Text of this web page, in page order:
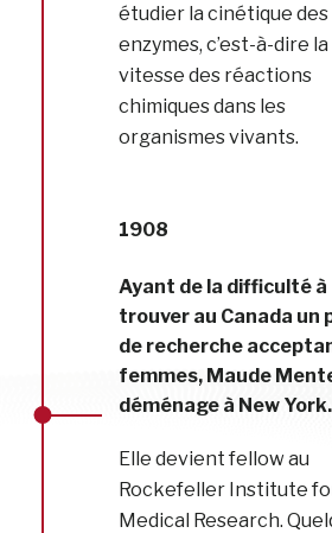
étudier la cinétique des
enzymes, c’est-à-dire la
vitesse des réactions
chimiques dans les
organismes vivants.
1908
Ayant de la difficulté à
trouver au Canada un
de recherche
femmes, Maude
déménage à New York.
Elle devient fellow au
Rockefeller Institute
Medical Research.